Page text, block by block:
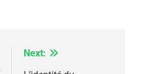
Next: